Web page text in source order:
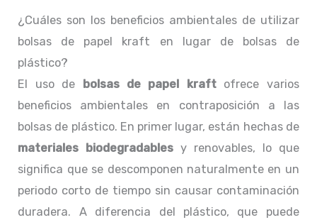
¿Cuáles son los beneficios ambientales de utilizar
bolsas de papel kraft en lugar de bolsas de
plástico?
El uso de
bolsas de papel kraftofrece varios
beneficios ambientales en contraposición a las
bolsas de plástico. En primer lugar, están hechas de
materiales biodegradables y renovables, lo que
significa que se descomponen naturalmente en un
periodo corto de tiempo sin causar contaminación
duradera. A diferencia del plástico, que puede